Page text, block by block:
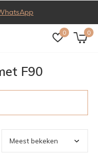
0 0
F90